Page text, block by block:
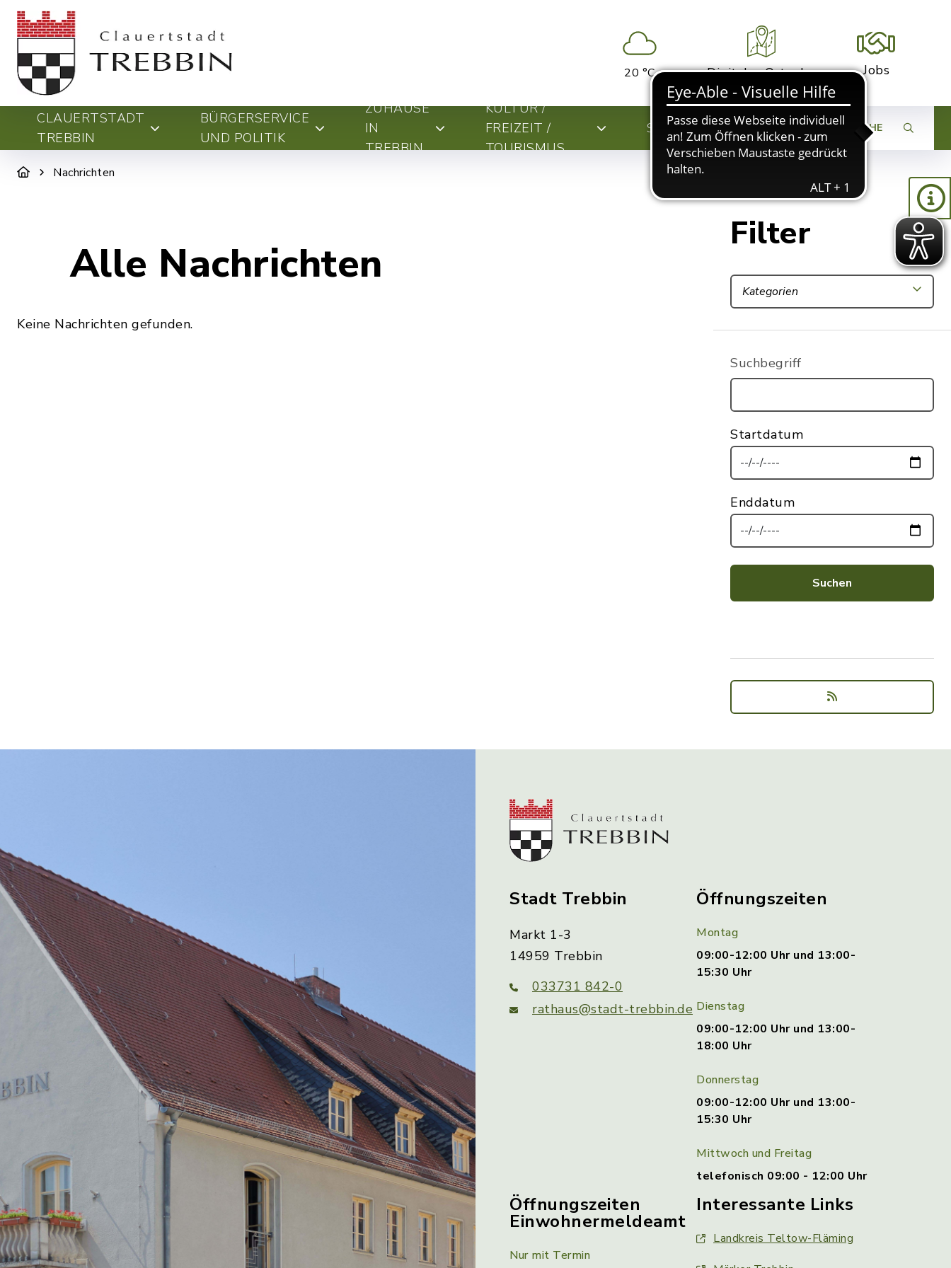
20 °C Digitaler Ortsplan Jobs
CLAUERTSTADT
TREBBIN
BÜRGERSERVICE
UND POLITIK
ZUHAUSE
IN
TREBBIN
KULTUR /
FREIZEIT /
TOURISMUS
STADTENTWICKLUNG SUCHE
Nachrichten
Alle Nachrichten
Keine Nachrichten gefunden.
Filter
Kategorien
Suchbegriff
Startdatum
Enddatum
Stadt Trebbin
Markt 1-3
14959 Trebbin
033731 842-0
rathaus@stadt-trebbin.de
Öffnungszeiten
Montag
09:00-12:00 Uhr und 13:00-
15:30 Uhr
Dienstag
09:00-12:00 Uhr und 13:00-
18:00 Uhr
Donnerstag
09:00-12:00 Uhr und 13:00-
15:30 Uhr
Mittwoch und Freitag
telefonisch 09:00 - 12:00 Uhr
Öffnungszeiten
Einwohnermeldeamt
Nur mit Termin
Interessante Links
Landkreis Teltow-Fläming